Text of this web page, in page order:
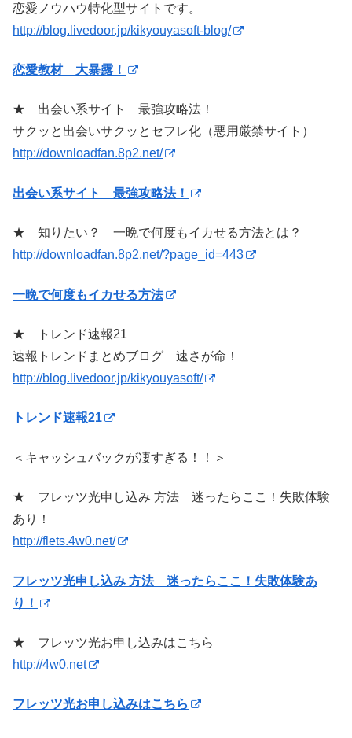
恋愛ノウハウ特化型サイトです。
http://blog.livedoor.jp/kikyouyasoft-blog/
恋愛教材 大暴露！
★ 出会い系サイト 最強攻略法！
サクッと出会いサクッとセフレ化（悪用厳禁サイト）
http://downloadfan.8p2.net/
出会い系サイト 最強攻略法！
★ 知りたい？ 一晩で何度もイカせる方法とは？
http://downloadfan.8p2.net/?page_id=443
一晩で何度もイカせる方法
★ トレンド速報21
速報トレンドまとめブログ 速さが命！
http://blog.livedoor.jp/kikyouyasoft/
トレンド速報21
＜キャッシュバックが凄すぎる！！＞
★ フレッツ光申し込み 方法 迷ったらここ！失敗体験
あり！
http://flets.4w0.net/
フレッツ光申し込み 方法 迷ったらここ！失敗体験あ
り！
★ フレッツ光お申し込みはこちら
http://4w0.net
フレッツ光お申し込みはこちら